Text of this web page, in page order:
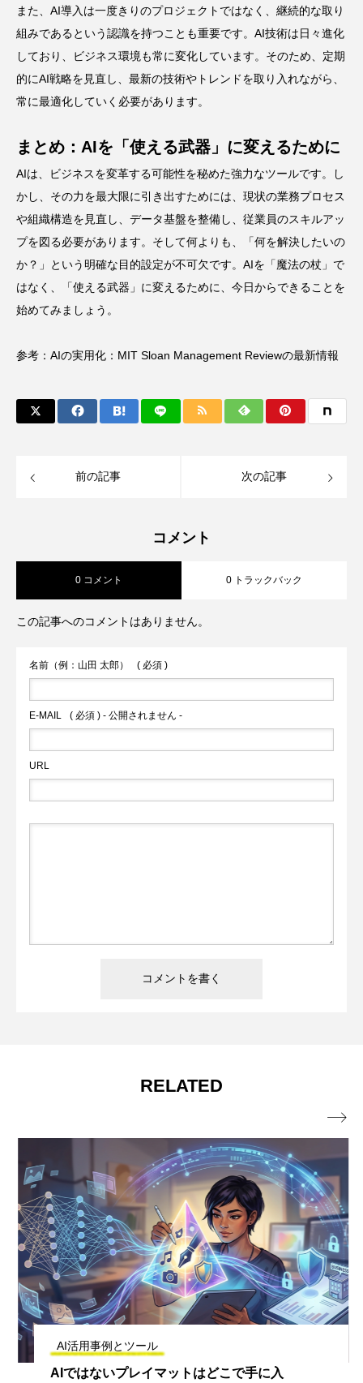
また、AI導入は一度きりのプロジェクトではなく、継続的な取り
組みであるという認識を持つことも重要です。AI技術は日々進化
しており、ビジネス環境も常に変化しています。そのため、定期
的にAI戦略を見直し、最新の技術やトレンドを取り入れながら、
常に最適化していく必要があります。
まとめ：AIを「使える武器」に変えるために
AIは、ビジネスを変革する可能性を秘めた強力なツールです。し
かし、その力を最大限に引き出すためには、現状の業務プロセス
や組織構造を見直し、データ基盤を整備し、従業員のスキルアッ
プを図る必要があります。そして何よりも、「何を解決したいの
か？」という明確な目的設定が不可欠です。AIを「魔法の杖」で
はなく、「使える武器」に変えるために、今日からできることを
始めてみましょう。
参考： AIの実用化：MIT Sloan Management Reviewの最新情報
前の記事 次の記事
コメント
0 コメント 0 トラックバック
この記事へのコメントはありません。
名前（例：山田 太郎） ( 必須 )
E-MAIL ( 必須 ) - 公開されません -
URL
RELATED
AI活用事例とツール
AIではないプレイマットはどこで手に入
